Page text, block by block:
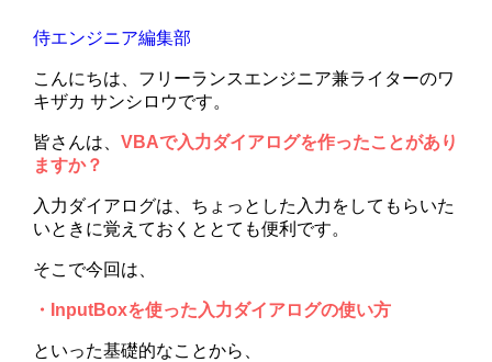
侍エンジニア編集部
こんにちは、フリーランスエンジニア兼ライターのワ
キザカ サンシロウです。
皆さんは、VBAで入力ダイアログを作ったことがあり
ますか？
入力ダイアログは、ちょっとした入力をしてもらいた
いときに覚えておくととても便利です。
そこで今回は、
・InputBoxを使った入力ダイアログの使い方
といった基礎的なことから、